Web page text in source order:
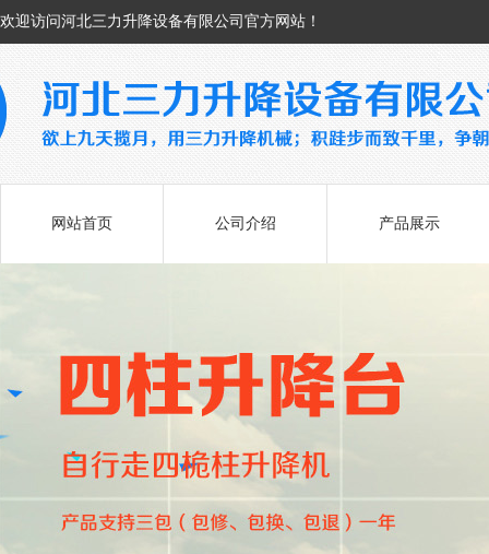
欢迎访问河北三力升降设备有限公司官方网站！
网站首页 公司介绍 产品展示